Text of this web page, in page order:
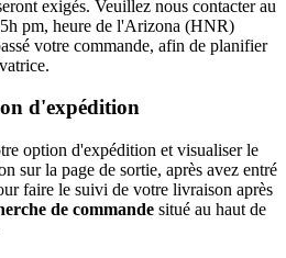
exigés. Veuillez nous contacter au
pm, heure de l'Arizona (HNR)
votre commande, afin de planifier
d'expédition
option d'expédition et visualiser le
sur la page de sortie, après avez entré
faire le suivi de votre livraison après
de commande situé au haut de